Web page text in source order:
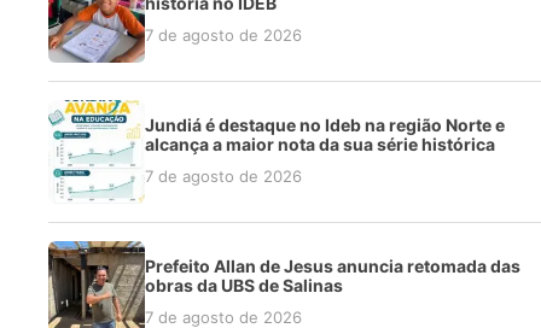
7 de agosto de 2026
Jundiá é destaque no Ideb na região Norte e
alcança a maior nota da sua série histórica
7 de agosto de 2026
Prefeito Allan de Jesus anuncia retomada das
obras da UBS de Salinas
7 de agosto de 2026